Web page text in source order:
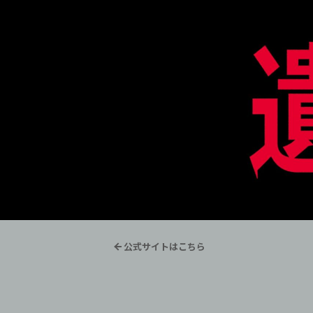
公式サイトはこちら